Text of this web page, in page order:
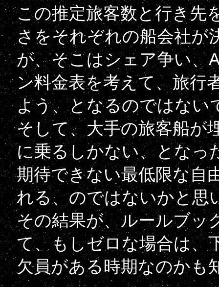
この推定旅客数と行き先
さをそれぞれの船会社が
が、そこはシェア争い、
ン料金表を考えて、旅行
よう、となるのではない
そして、大手の旅客船が
に乗るしかない、となっ
期待できない最低限な自
れる、のではないかと思
その結果が、ルールブッ
て、もしゼロな場合は、
欠員がある時期なのかも